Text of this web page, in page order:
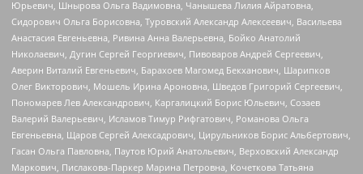
Юрьевич, Шнырова Ольга Вадимовна, Чанышева Лилия Айратовна,
Сидорович Ольга Борисовна, Туровский Александр Алексеевич, Васильева
Анастасия Евгеньевна, Ривина Анна Валерьевна, Бойко Анатолий
Николаевич, Дугин Сергей Георгиевич, Пивоваров Андрей Сергеевич,
Аверин Виталий Евгеньевич, Барахоев Магомед Бекханович, Шарипков
Олег Викторович, Мошель Ирина Ароновна, Шведов Григорий Сергеевич,
Пономарев Лев Александрович, Каргалицкий Борис Юльевич, Созаев
Валерий Валерьевич, Исламов Тимур Рифгатович, Романова Ольга
Евгеньевна, Щаров Сергей Алексадрович, Цирульников Борис Альбертович,
Гасан Ольга Павловна, Паутов Юрий Анатольевич, Верховский Александр
Маркович, Пислакова-Паркер Марина Петровна, Кочеткова Татьяна